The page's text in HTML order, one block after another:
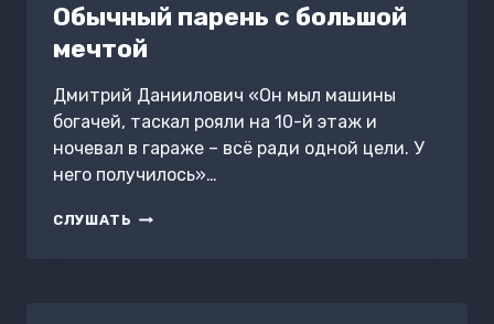
Обычный парень с большой
мечтой
Дмитрий Даниилович «Он мыл машины
богачей, таскал рояли на 10-й этаж и
ночевал в гараже – всё ради одной цели. У
него получилось»…
СЛУШАТЬ ОБЫЧНЫЙ